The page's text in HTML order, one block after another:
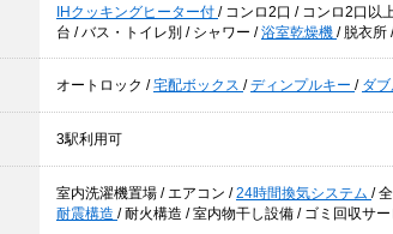
IHクッキングヒーター付 / コンロ2口 / コンロ2口以
台 /バス・トイレ別 / シャワー /浴室乾燥機 / 脱衣所
オートロック /宅配ボックス /ディンプルキー / ダ
3駅利用可
室内洗濯機置場 / エアコン /24時間換気システム /
耐震構造 /耐火構造 /室内物干し設備 / ゴミ回収サー